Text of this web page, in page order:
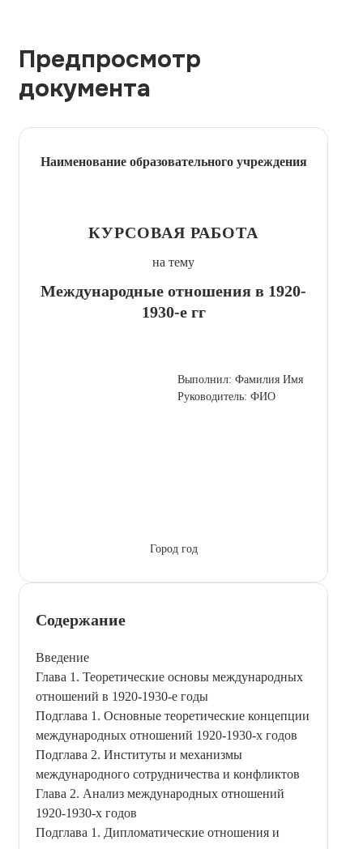
Предпросмотр
документа
Наименование образовательного учреждения
КУРСОВАЯ РАБОТА
на тему
Международные отношения в 1920-
1930-е гг
Выполнил: Фамилия Имя
Руководитель: ФИО
Город год
Содержание
Введение
Глава 1. Теоретические основы международных
отношений в 1920-1930-е годы
Подглава 1. Основные теоретические концепции
международных отношений 1920-1930-х годов
Подглава 2. Институты и механизмы
международного сотрудничества и конфликтов
Глава 2. Анализ международных отношений
1920-1930-х годов
Подглава 1. Дипломатические отношения и